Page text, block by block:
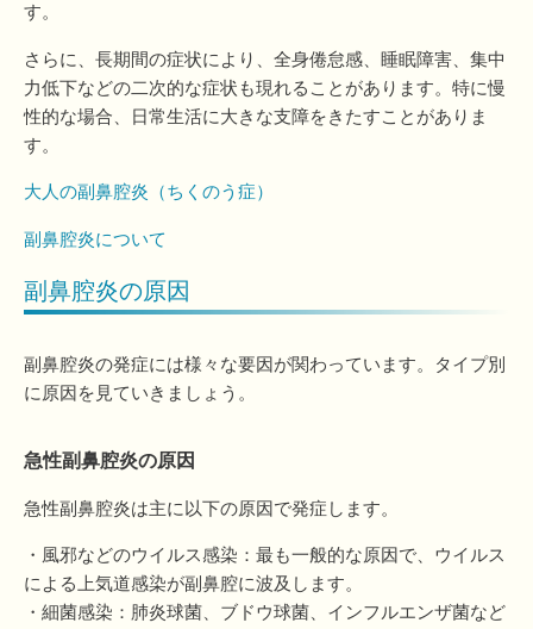
す。
さらに、長期間の症状により、全身倦怠感、睡眠障害、集中
力低下などの二次的な症状も現れることがあります。特に慢
性的な場合、日常生活に大きな支障をきたすことがありま
す。
大人の副鼻腔炎（ちくのう症）
副鼻腔炎について
副鼻腔炎の原因
副鼻腔炎の発症には様々な要因が関わっています。タイプ別
に原因を見ていきましょう。
急性副鼻腔炎の原因
急性副鼻腔炎は主に以下の原因で発症します。
・風邪などのウイルス感染：最も一般的な原因で、ウイルス
による上気道感染が副鼻腔に波及します。
・細菌感染：肺炎球菌、ブドウ球菌、インフルエンザ菌など